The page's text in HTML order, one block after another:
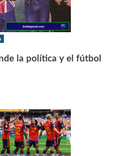
la política y el fútbol